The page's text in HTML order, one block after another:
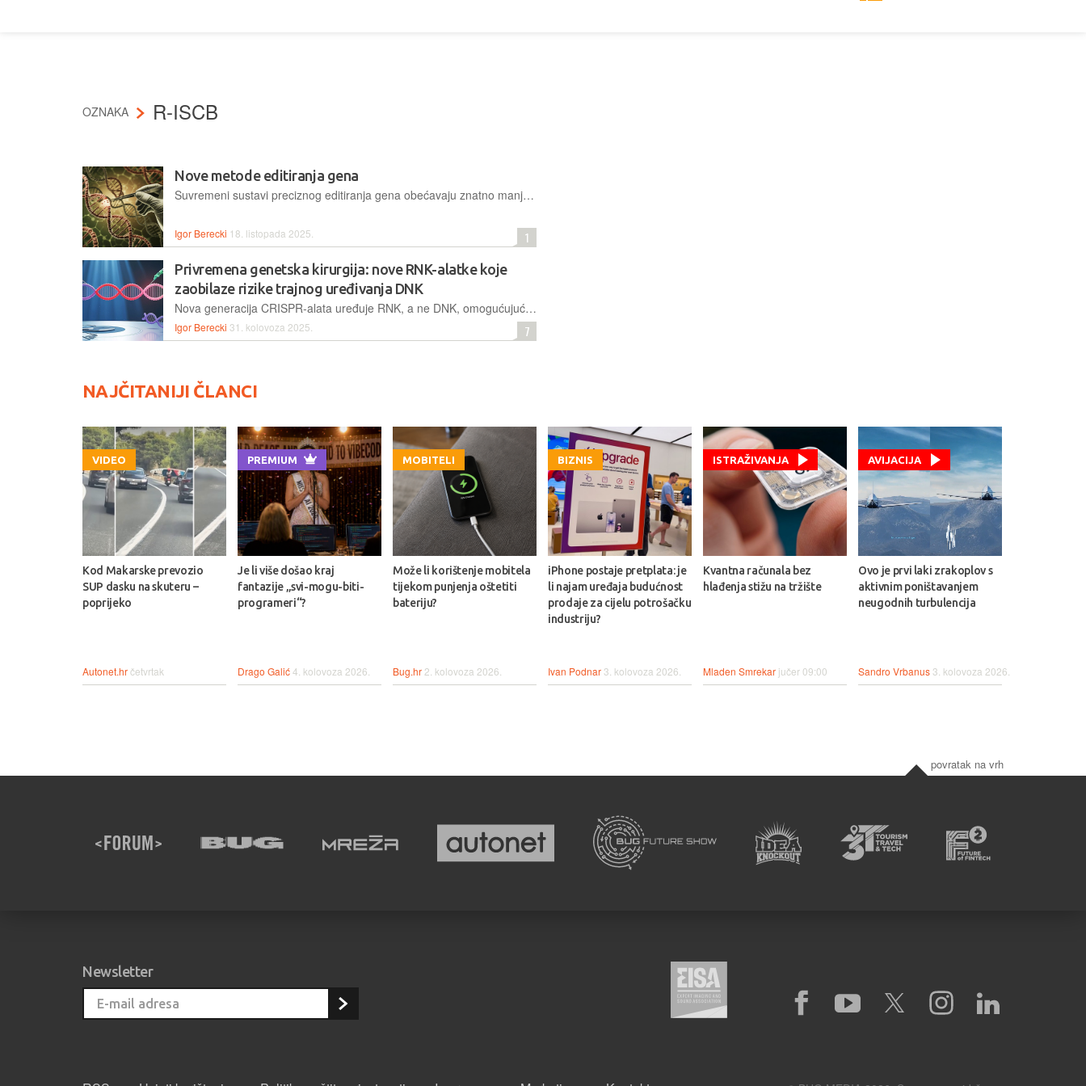
OZNAKA R-ISCB
Nove metode editiranja gena
Suvremeni sustavi preciznog editiranja gena obećavaju znatno manje pogrešaka od dosadašnjih CRISPR metoda, što otvara novo poglavlje u genetičkom inženjerstvu budućnosti
Igor Berecki 18. listopada 2025. 1
Privremena genetska kirurgija: nove RNK-alatke koje
zaobilaze rizike trajnog uređivanja DNK
Nova generacija CRISPR-alata uređuje RNK, a ne DNK, omogućujući privremene i reverzibilne promjene koje obećavaju sigurnije genske terapije za rijetke i teške bolesti
Igor Berecki 31. kolovoza 2025. 7
NAJČITANIJI ČLANCI
VIDEO
Kod Makarske prevozio
SUP dasku na skuteru –
poprijeko
Autonet.hrčetvrtak
PREMIUM
Je li više došao kraj
fantazije „svi-mogu-biti-
programeri“?
Drago Galić4. kolovoza 2026.
MOBITELI
Može li korištenje mobitela
tijekom punjenja oštetiti
bateriju?
Bug.hr 2. kolovoza 2026.
BIZNIS
iPhone postaje pretplata: je
li najam uređaja budućnost
prodaje za cijelu potrošačku
industriju?
Ivan Podnar 3. kolovoza 2026.
ISTRAŽIVANJA
Kvantna računala bez
hlađenja stižu na tržište
Mladen Smrekar jučer 09:00
AVIJACIJA
Ovo je prvi laki zrakoplov s
aktivnim poništavanjem
neugodnih turbulencija
Sandro Vrbanus 3. kolovoza 2026.
povratak na vrh
Newsletter